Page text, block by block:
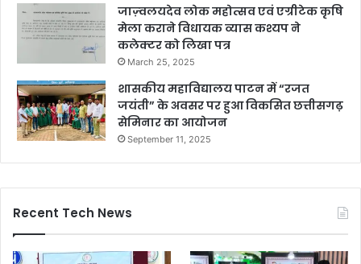
जाज़्वलयदेव लोक महोत्सव एवं एग्रीटेक कृषि
मेला कराने विधायक व्यास कश्यप ने
कलेक्टर को लिखा पत्र
March 25, 2025
शासकीय महाविद्यालय पाटन में “रजत
जयंती” के अवसर पर हुआ विकसित छत्तीसगढ़
सेमिनार का आयोजन
September 11, 2025
Recent Tech News